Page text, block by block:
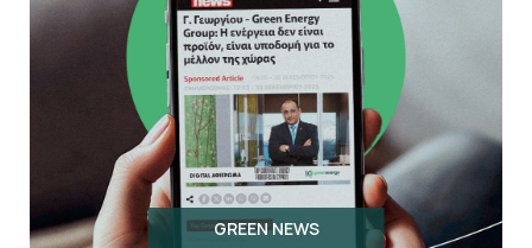
GREEN NEWS